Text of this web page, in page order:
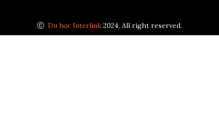
Du học Interlink 2024, All right reserved.